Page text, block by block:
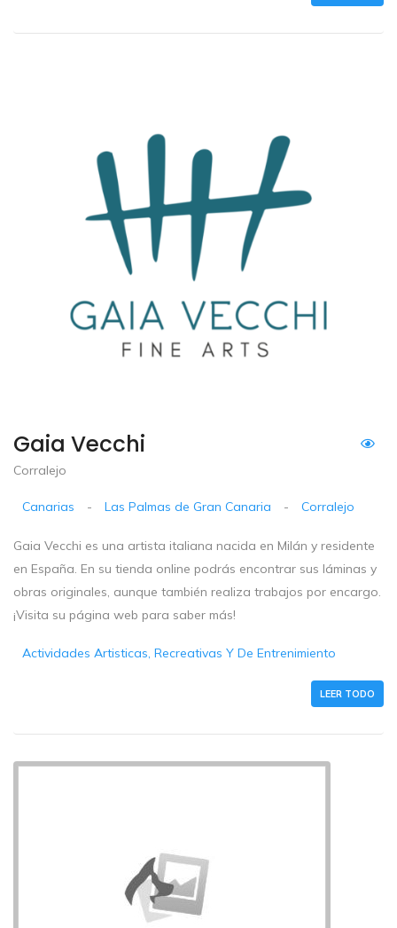
Gaia Vecchi
Corralejo
Canarias - Las Palmas de Gran Canaria - Corralejo
Gaia Vecchi es una artista italiana nacida en Milán y residente
en España. En su tienda online podrás encontrar sus láminas y
obras originales, aunque también realiza trabajos por encargo.
¡Visita su página web para saber más!
Actividades Artisticas, Recreativas Y De Entrenimiento
LEER TODO